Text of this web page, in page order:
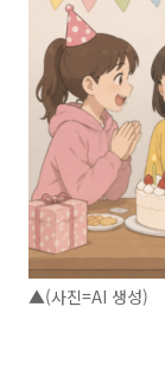
▲(사진=AI 생성)